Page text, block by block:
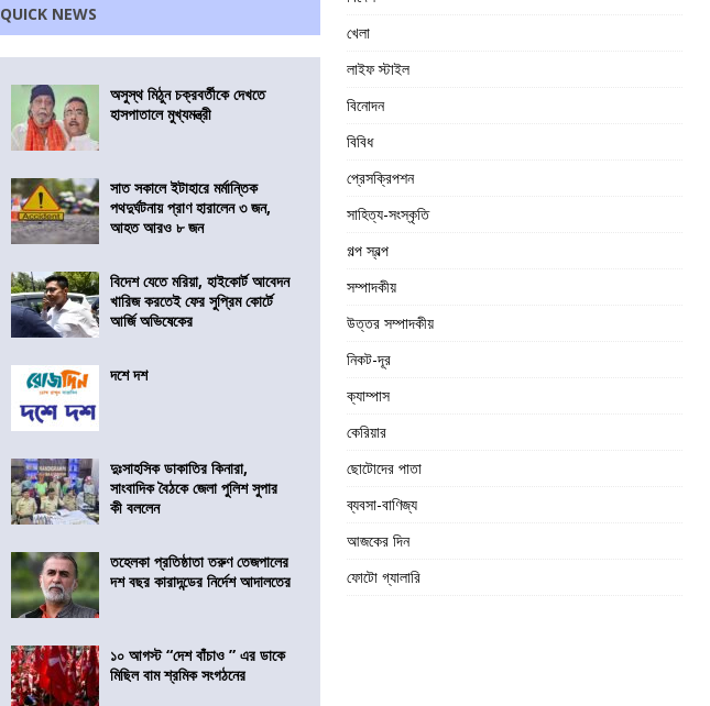
QUICK NEWS
অসুস্থ মিঠুন চক্রবর্তীকে দেখতে
হাসপাতালে মুখ্যমন্ত্রী
সাত সকালে ইটাহারে মর্মান্তিক
পথদুর্ঘটনায় প্রাণ হারালেন ৩ জন,
আহত আরও ৮ জন
বিদেশ যেতে মরিয়া, হাইকোর্ট আবেদন
খারিজ করতেই ফের সুপ্রিম কোর্টে
আর্জি অভিষেকের
দশে দশ
দুঃসাহসিক ডাকাতির কিনারা,
সাংবাদিক বৈঠকে জেলা পুলিশ সুপার
কী বললেন
তহেলকা প্রতিষ্ঠাতা তরুণ তেজপালের
দশ বছর কারাদন্ডের নির্দেশ আদালতের
১০ আগস্ট “দেশ বাঁচাও ” এর ডাকে
মিছিল বাম শ্রমিক সংগঠনের
খেলা
লাইফ স্টাইল
বিনোদন
বিবিধ
প্রেসক্রিপশন
সাহিত্য-সংস্কৃতি
গল্প স্বল্প
সম্পাদকীয়
উত্তর সম্পাদকীয়
নিকট-দূর
ক্যাম্পাস
কেরিয়ার
ছোটোদের পাতা
ব্যবসা-বাণিজ্য
আজকের দিন
ফোটো গ্যালারি